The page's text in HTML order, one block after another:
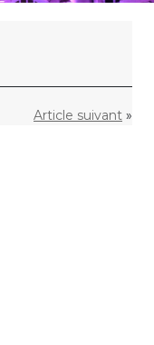
Article suivant »